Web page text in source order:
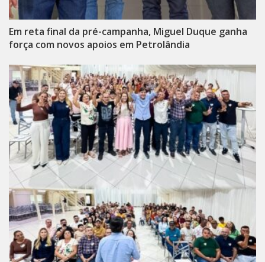
Em reta final da pré-campanha, Miguel Duque ganha
força com novos apoios em Petrolândia